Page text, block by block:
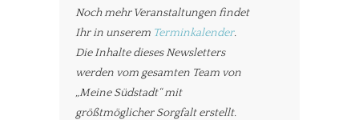
Noch mehr Veranstaltungen findet
Ihr in unserem Terminkalender.
Die Inhalte dieses Newsletters
werden vom gesamten Team von
„Meine Südstadt“ mit
größtmöglicher Sorgfalt erstellt.